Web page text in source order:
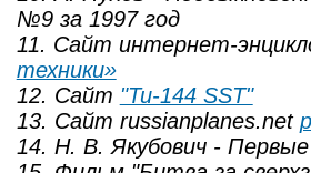
№9 за 1997 год
11. Сайт интернет-
техники»
12. Сайт "Tu-144 SST"
13. Cайт russianplanes.net
14. Н. В. Якубович - Первые